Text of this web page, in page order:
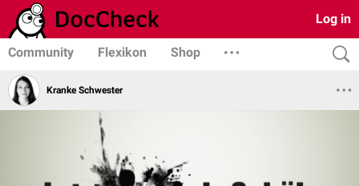
Log in
Community Flexikon Shop
Kranke Schwester